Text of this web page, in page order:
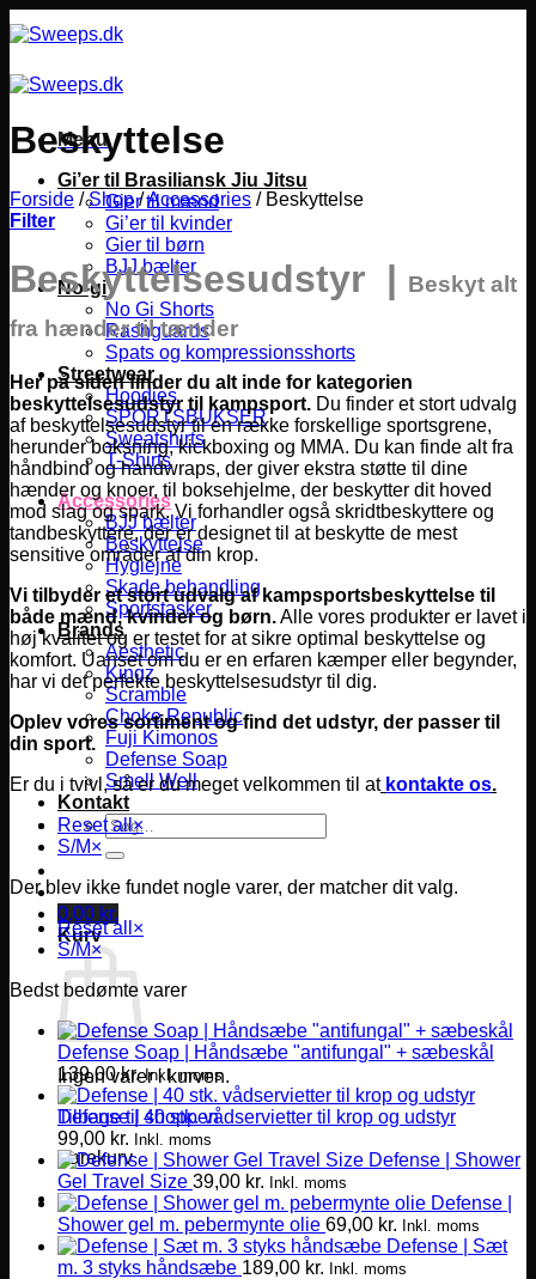
til
Menu
Gi’er til Brasiliansk Jiu Jitsu
Gier til mænd
Gi’er til kvinder
Gier til børn
BJJ bælter
No-gi
No Gi Shorts
Rashguards
Spats og kompressionsshorts
Streetwear
Hoodies
SPORTSBUKSER
Sweatshirts
T-Shirts
Accessories
BJJ bælter
Beskyttelse
Hygiejne
Skade behandling
Sportstasker
Brands
Aesthetic
Kingz
Scramble
Choke Republic
Fuji Kimonos
Defense Soap
Smell Well
Kontakt
Søg
efter:
0,00 kr.
Kurv
Ingen varer i kurven.
Tilbage til shoppen
Varekurv
Beskyttelse
Forside / Shop /Accessories /Beskyttelse
Filter
Beskyttelsesudstyr | Beskyt alt
fra hænder til tænder
Her på siden finder du alt inde for kategorien
beskyttelsesudstyr til kampsport. Du finder et stort udvalg
af beskyttelsesudstyr til en række forskellige sportsgrene,
herunder boksning, kickboxing og MMA. Du kan finde alt fra
håndbind og handwraps, der giver ekstra støtte til dine
hænder og knoer, til boksehjelme, der beskytter dit hoved
mod slag og spark. Vi forhandler også skridtbeskyttere og
tandbeskyttere, der er designet til at beskytte de mest
sensitive områder af din krop.
Vi tilbyder et stort udvalg af kampsportsbeskyttelse til
både mænd, kvinder og børn.Alle vores produkter er lavet i
høj kvalitet og er testet for at sikre optimal beskyttelse og
komfort. Uanset om du er en erfaren kæmper eller begynder,
har vi det perfekte beskyttelsesudstyr til dig.
Oplev vores sortiment og find det udstyr, der passer til
din sport.
Er du i tvivl, så er du meget velkommen til at kontakte os.
Reset all×
S/M×
Der blev ikke fundet nogle varer, der matcher dit valg.
Reset all ×
S/M×
Bedst bedømte varer
Defense Soap | Håndsæbe "antifungal" + sæbeskål
139,00kr. Inkl. moms
Defense | 40 stk. vådservietter til krop og udstyr
99,00 kr. Inkl. moms
Defense | Shower
Gel Travel Size 39,00 kr. Inkl. moms
Defense |
Shower gel m. pebermynte olie 69,00 kr. Inkl. moms
Defense | Sæt
m. 3 styks håndsæbe 189,00 kr. Inkl. moms